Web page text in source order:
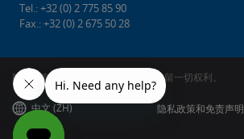
Tel.: +32 (0) 2 775 85 90
Fax.: +32 (0) 2 675 50 28
版权所有©2026 KNX协会cvba。 保留一切权利。
中文 (ZH) 隐私政策和免责声明